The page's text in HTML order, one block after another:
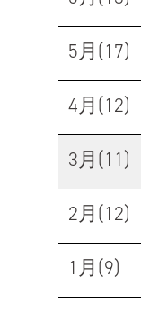
5月(17)
4月(12)
3月(11)
2月(12)
1月(9)